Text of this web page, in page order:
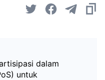
dalam
untuk